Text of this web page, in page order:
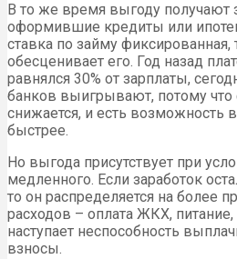
В то же время выгоду получают
оформившие кредиты или
ставка по займу фиксированная,
обесценивает его. Год назад
равнялся 30% от зарплаты,
банков выигрывают, потому
снижается, и есть возможность
быстрее.
Но выгода присутствует при
медленного. Если заработок
то он распределяется на более
расходов – оплата ЖКХ, питание,
наступает неспособность
взносы.